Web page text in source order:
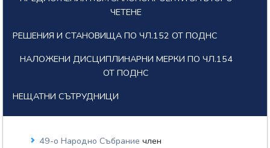
ЧЕТЕНЕ
РЕШЕНИЯ И СТАНОВИЩА ПО ЧЛ.152 ОТ ПОДНС
НАЛОЖЕНИ ДИСЦИПЛИНАРНИ МЕРКИ ПО ЧЛ.154
ОТ ПОДНС
НЕЩАТНИ СЪТРУДНИЦИ
49-о Народно Събраниечлен